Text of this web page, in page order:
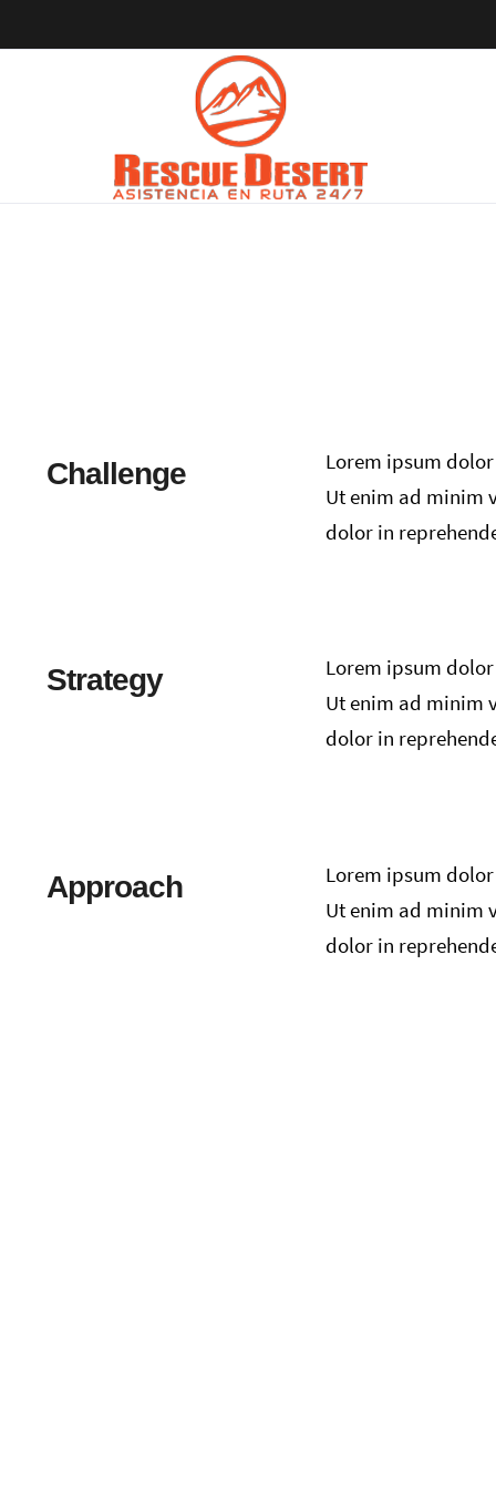
Challenge
Lorem ipsum
Ut enim ad minim
dolor in
Strategy
Lorem ipsum
Ut enim ad minim
dolor in
Approach
Lorem ipsum
Ut enim ad minim
dolor in